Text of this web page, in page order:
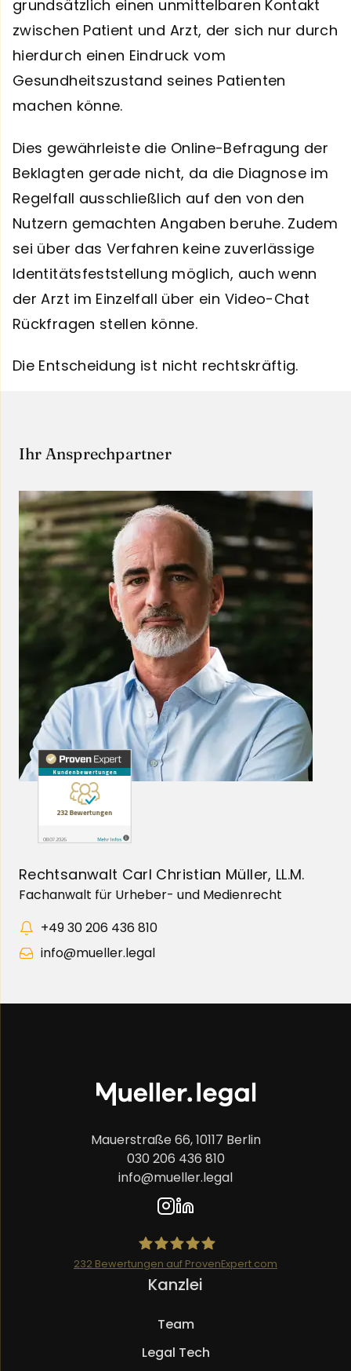
grundsätzlich einen unmittelbaren Kontakt
zwischen Patient und Arzt, der sich nur durch
hierdurch einen Eindruck vom
Gesundheitszustand seines Patienten
machen könne.
Dies gewährleiste die Online-Befragung der
Beklagten gerade nicht, da die Diagnose im
Regelfall ausschließlich auf den von den
Nutzern gemachten Angaben beruhe. Zudem
sei über das Verfahren keine zuverlässige
Identitätsfeststellung möglich, auch wenn
der Arzt im Einzelfall über ein Video-Chat
Rückfragen stellen könne.
Die Entscheidung ist nicht rechtskräftig.
Ihr Ansprechpartner
Rechtsanwalt Carl Christian Müller, LL.M.
Fachanwalt für Urheber- und Medienrecht
+49 30 206 436 810
info@mueller.legal
Mauerstraße 66, 10117 Berlin
030 206 436 810
info@mueller.legal
Mueller.legal
232 Bewertungen auf ProvenExpert.com
Kanzlei
Team
Legal Tech